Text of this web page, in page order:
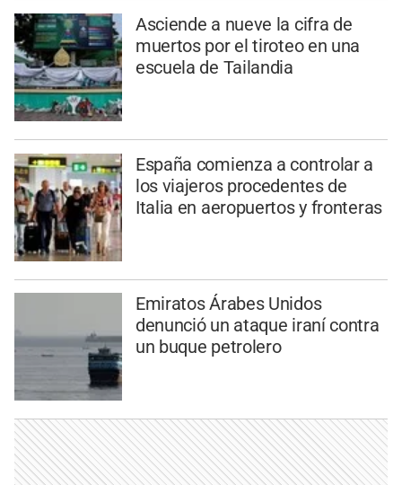
Asciende a nueve la cifra de
muertos por el tiroteo en una
escuela de Tailandia
España comienza a controlar a
los viajeros procedentes de
Italia en aeropuertos y fronteras
Emiratos Árabes Unidos
denunció un ataque iraní contra
un buque petrolero